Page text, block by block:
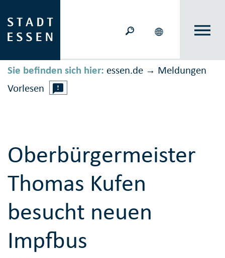
Sie befinden sich hier: essen.de → Meldungen
Vorlesen
Oberbürgermeister
Thomas Kufen
besucht neuen
Impfbus